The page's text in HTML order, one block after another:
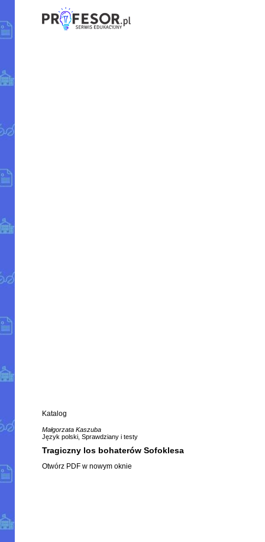
Katalog
Małgorzata Kaszuba
Język polski, Sprawdziany i testy
Tragiczny los bohaterów Sofoklesa
Otwórz PDF w nowym oknie